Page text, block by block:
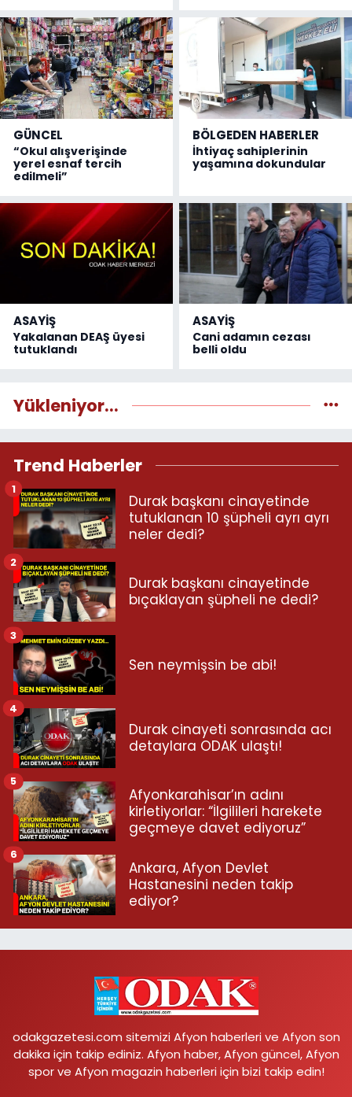
GÜNCEL
“Okul alışverişinde
yerel esnaf tercih
edilmeli”
BÖLGEDEN HABERLER
İhtiyaç sahiplerinin
yaşamına dokundular
ASAYİŞ
Yakalanan DEAŞ üyesi
tutuklandı
ASAYİŞ
Cani adamın cezası
belli oldu
Yükleniyor...
Trend Haberler
Durak başkanı cinayetinde
tutuklanan 10 şüpheli ayrı ayrı
neler dedi?
1
Durak başkanı cinayetinde
bıçaklayan şüpheli ne dedi?
2
Sen neymişsin be abi!
3
Durak cinayeti sonrasında acı
detaylara ODAK ulaştı!
4
Afyonkarahisar’ın adını
kirletiyorlar: “İlgilileri harekete
geçmeye davet ediyoruz”
5
Ankara, Afyon Devlet
Hastanesini neden takip
ediyor?
6
odakgazetesi.com sitemizi Afyon haberleri ve Afyon son
dakika için takip ediniz. Afyon haber, Afyon güncel, Afyon
spor ve Afyon magazin haberleri için bizi takip edin!